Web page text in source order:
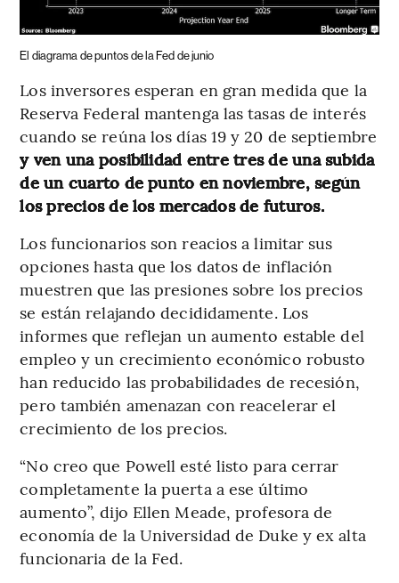
El diagrama de puntos de la Fed de junio
Los inversores esperan en gran medida que la
Reserva Federal mantenga las tasas de interés
cuando se reúna los días 19 y 20 de septiembre
y ven una posibilidad entre tres de una subida
de un cuarto de punto en noviembre, según
los precios de los mercados de futuros.
Los funcionarios son reacios a limitar sus
opciones hasta que los datos de inflación
muestren que las presiones sobre los precios
se están relajando decididamente. Los
informes que reflejan un aumento estable del
empleo y un crecimiento económico robusto
han reducido las probabilidades de recesión,
pero también amenazan con reacelerar el
crecimiento de los precios.
“No creo que Powell esté listo para cerrar
completamente la puerta a ese último
aumento”, dijo Ellen Meade, profesora de
economía de la Universidad de Duke y ex alta
funcionaria de la Fed.